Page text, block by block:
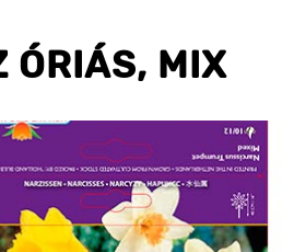
ÓRIÁS, MIX